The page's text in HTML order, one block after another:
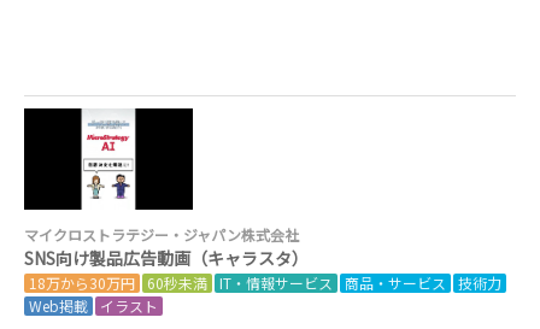
マイクロストラテジー・ジャパン株式会社
SNS向け製品広告動画（キャラスタ）
18万から30万円 60秒未満 IT・情報サービス 商品・サービス
技術力
Web掲載
イラスト